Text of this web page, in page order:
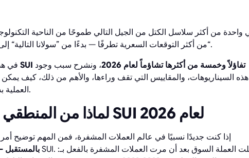
من أكثر التوقعات السعرية تطرفًا — بدءًا من ”سولانا التالية“ إلى ”رمز مفرط التقييم مدفوع برأسمال المخاطر“.
في
خمسة من أكثر توقعات أسعار SUI تفاؤلاً وخمسة من أكثرها تشاؤماً لعام 2026
، ونشرح سبب وجود
هذه السيناريوهات، والمقاييس التي تقف وراءها، والأهم من ذلك، كيف
العملية بدلاً من التعامل معها على أنها تخمينات أو تنبؤات.
لماذا من المنطقي التحدث عن توقعات أسعار SUI لعام 2026
إذا كنت جديدًا نسبيًا في عالم العملات المشفرة، فمن المهم توضيح
بالمستقبل